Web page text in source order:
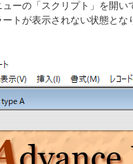
ーの「スクリプト」を開
トが表示されない状態とな